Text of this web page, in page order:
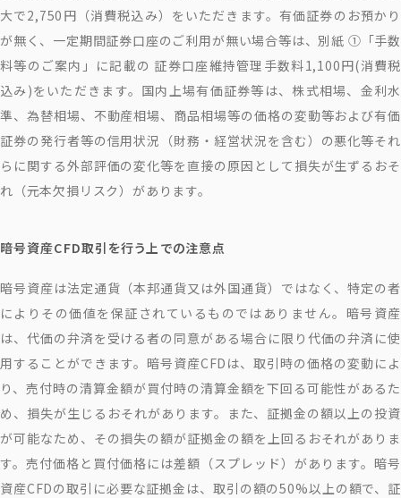
大で2,750円（消費税込み）をいただきます。有価証券のお預かり
が無く、一定期間証券口座のご利用が無い場合等は、別紙 ①「手数
料等のご案内」に記載の 証券口座維持管理手数料1,100円(消費税
込み)をいただきます。国内上場有価証券等は、株式相場、金利水
準、為替相場、不動産相場、商品相場等の価格の変動等および有価
証券の発行者等の信用状況（財務・経営状況を含む）の悪化等それ
らに関する外部評価の変化等を直接の原因として損失が生ずるおそ
れ（元本欠損リスク）があります。
暗号資産CFD取引を行う上での注意点
暗号資産は法定通貨（本邦通貨又は外国通貨）ではなく、特定の者
によりその価値を保証されているものではありません。暗号資産
は、代価の弁済を受ける者の同意がある場合に限り代価の弁済に使
用することができます。暗号資産CFDは、取引時の価格の変動によ
り、売付時の清算金額が買付時の清算金額を下回る可能性があるた
め、損失が生じるおそれがあります。また、証拠金の額以上の投資
が可能なため、その損失の額が証拠金の額を上回るおそれがありま
す。売付価格と買付価格には差額（スプレッド）があります。暗号
資産CFDの取引に必要な証拠金は、取引の額の50%以上の額で、証